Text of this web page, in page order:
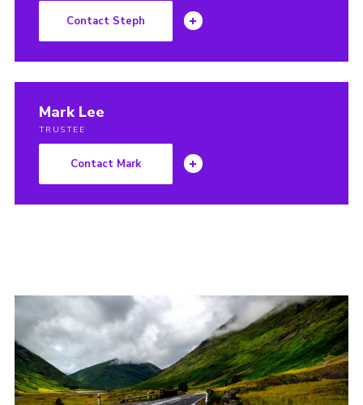
Contact Steph
Mark Lee
TRUSTEE
Contact Mark